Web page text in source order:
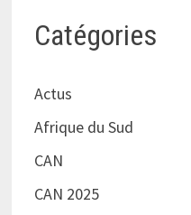
Catégories
Actus
Afrique du Sud
CAN
CAN 2025